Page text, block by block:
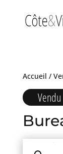
Accueil /
Vendu